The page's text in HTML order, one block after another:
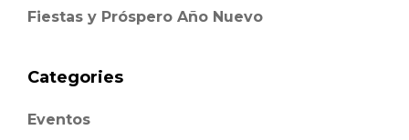
Fiestas y Próspero Año Nuevo
Categories
Eventos